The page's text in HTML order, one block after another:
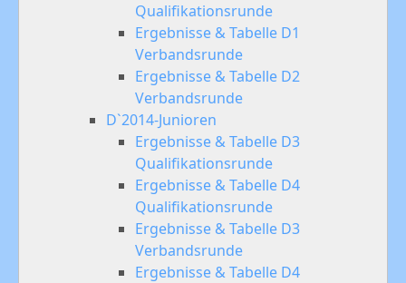
Qualifikationsrunde
Ergebnisse & Tabelle D1
Verbandsrunde
Ergebnisse & Tabelle D2
Verbandsrunde
D`2014-Junioren
Ergebnisse & Tabelle D3
Qualifikationsrunde
Ergebnisse & Tabelle D4
Qualifikationsrunde
Ergebnisse & Tabelle D3
Verbandsrunde
Ergebnisse & Tabelle D4